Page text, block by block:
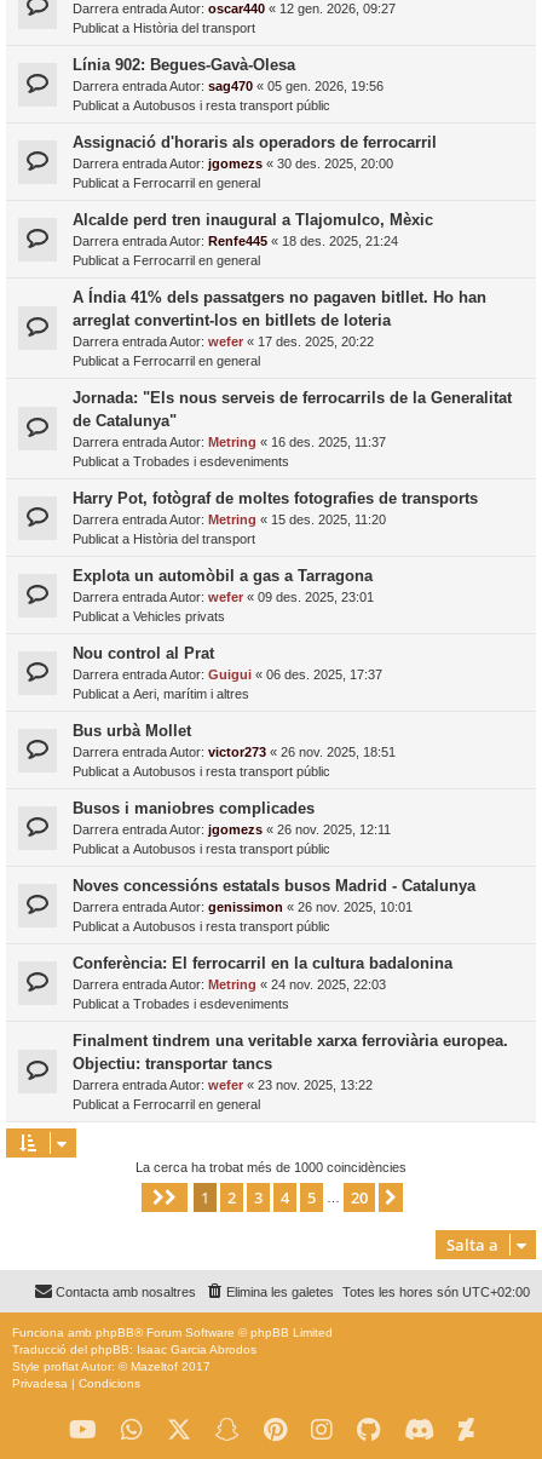
Darrera entrada Autor: oscar440 « 12 gen. 2026, 09:27
Publicat a Història del transport
Línia 902: Begues-Gavà-Olesa
Darrera entrada Autor: sag470 « 05 gen. 2026, 19:56
Publicat a Autobusos i resta transport públic
Assignació d'horaris als operadors de ferrocarril
Darrera entrada Autor: jgomezs « 30 des. 2025, 20:00
Publicat a Ferrocarril en general
Alcalde perd tren inaugural a Tlajomulco, Mèxic
Darrera entrada Autor: Renfe445 « 18 des. 2025, 21:24
Publicat a Ferrocarril en general
A Índia 41% dels passatgers no pagaven bitllet. Ho han
arreglat convertint-los en bitllets de loteria
Darrera entrada Autor: wefer « 17 des. 2025, 20:22
Publicat a Ferrocarril en general
Jornada: "Els nous serveis de ferrocarrils de la Generalitat
de Catalunya"
Darrera entrada Autor: Metring « 16 des. 2025, 11:37
Publicat a Trobades i esdeveniments
Harry Pot, fotògraf de moltes fotografies de transports
Darrera entrada Autor: Metring « 15 des. 2025, 11:20
Publicat a Història del transport
Explota un automòbil a gas a Tarragona
Darrera entrada Autor: wefer « 09 des. 2025, 23:01
Publicat a Vehicles privats
Nou control al Prat
Darrera entrada Autor: Guigui « 06 des. 2025, 17:37
Publicat a Aeri, marítim i altres
Bus urbà Mollet
Darrera entrada Autor: victor273 « 26 nov. 2025, 18:51
Publicat a Autobusos i resta transport públic
Busos i maniobres complicades
Darrera entrada Autor: jgomezs « 26 nov. 2025, 12:11
Publicat a Autobusos i resta transport públic
Noves concessións estatals busos Madrid - Catalunya
Darrera entrada Autor: genissimon « 26 nov. 2025, 10:01
Publicat a Autobusos i resta transport públic
Conferència: El ferrocarril en la cultura badalonina
Darrera entrada Autor: Metring « 24 nov. 2025, 22:03
Publicat a Trobades i esdeveniments
Finalment tindrem una veritable xarxa ferroviària europea.
Objectiu: transportar tancs
Darrera entrada Autor: wefer « 23 nov. 2025, 13:22
Publicat a Ferrocarril en general
La cerca ha trobat més de 1000 coincidències
Pàgina de 20
1 2 3 4 5 20
Salta a
Totes les hores són UTC+02:00
Elimina les galetes
Contacta amb nosaltres
Funciona amb phpBB® Forum Software © phpBB Limited
Traducció del phpBB: Isaac Garcia Abrodos
Style proflatAutor: ©Mazeltof 2017
Privadesa | Condicions